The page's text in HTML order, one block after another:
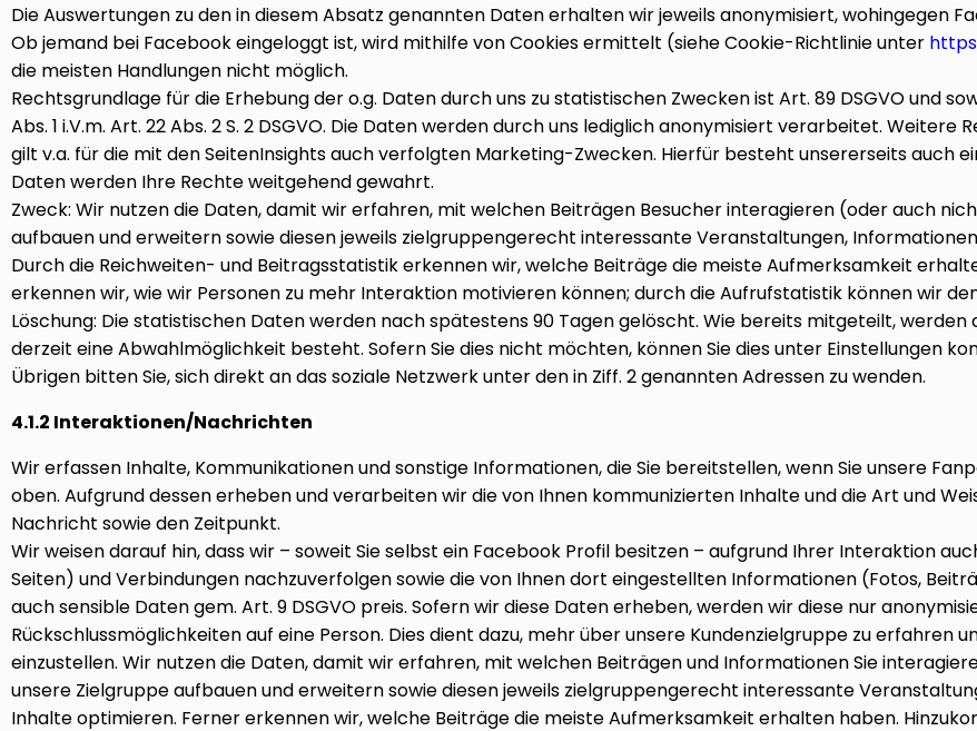
Die Auswertungen zu den in diesem Absatz genannten Daten erhalten wir jeweils anonymisiert, wohingegen
Ob jemand bei Facebook eingeloggt ist, wird mithilfe von Cookies ermittelt (siehe Cookie-Richtlinie unter
die meisten Handlungen nicht möglich.
Rechtsgrundlage für die Erhebung der o.g. Daten durch uns zu statistischen Zwecken ist Art. 89 DSGVO und
Abs. 1 i.V.m. Art. 22 Abs. 2 S. 2 DSGVO. Die Daten werden durch uns lediglich anonymisiert verarbeitet. Weitere
gilt v.a. für die mit den SeitenInsights auch verfolgten Marketing-Zwecken. Hierfür besteht unsererseits auch
Daten werden Ihre Rechte weitgehend gewahrt.
Zweck: Wir nutzen die Daten, damit wir erfahren, mit welchen Beiträgen Besucher interagieren (oder auch
aufbauen und erweitern sowie diesen jeweils zielgruppengerecht interessante Veranstaltungen,
Durch die Reichweiten- und Beitragsstatistik erkennen wir, welche Beiträge die meiste Aufmerksamkeit
erkennen wir, wie wir Personen zu mehr Interaktion motivieren können; durch die Aufrufstatistik können wir
Löschung: Die statistischen Daten werden nach spätestens 90 Tagen gelöscht. Wie bereits mitgeteilt,
derzeit eine Abwahlmöglichkeit besteht. Sofern Sie dies nicht möchten, können Sie dies unter Einstellungen
Übrigen bitten Sie, sich direkt an das soziale Netzwerk unter den in Ziff. 2 genannten Adressen zu wenden.
4.1.2 Interaktionen/Nachrichten
Wir erfassen Inhalte, Kommunikationen und sonstige Informationen, die Sie bereitstellen, wenn Sie unsere
oben. Aufgrund dessen erheben und verarbeiten wir die von Ihnen kommunizierten Inhalte und die Art und
Nachricht sowie den Zeitpunkt.
Wir weisen darauf hin, dass wir – soweit Sie selbst ein Facebook Profil besitzen – aufgrund Ihrer Interaktion
Seiten) und Verbindungen nachzuverfolgen sowie die von Ihnen dort eingestellten Informationen (Fotos,
auch sensible Daten gem. Art. 9 DSGVO preis. Sofern wir diese Daten erheben, werden wir diese nur
Rückschlussmöglichkeiten auf eine Person. Dies dient dazu, mehr über unsere Kundenzielgruppe zu erfahren
einzustellen. Wir nutzen die Daten, damit wir erfahren, mit welchen Beiträgen und Informationen Sie
unsere Zielgruppe aufbauen und erweitern sowie diesen jeweils zielgruppengerecht interessante
Inhalte optimieren. Ferner erkennen wir, welche Beiträge die meiste Aufmerksamkeit erhalten haben.